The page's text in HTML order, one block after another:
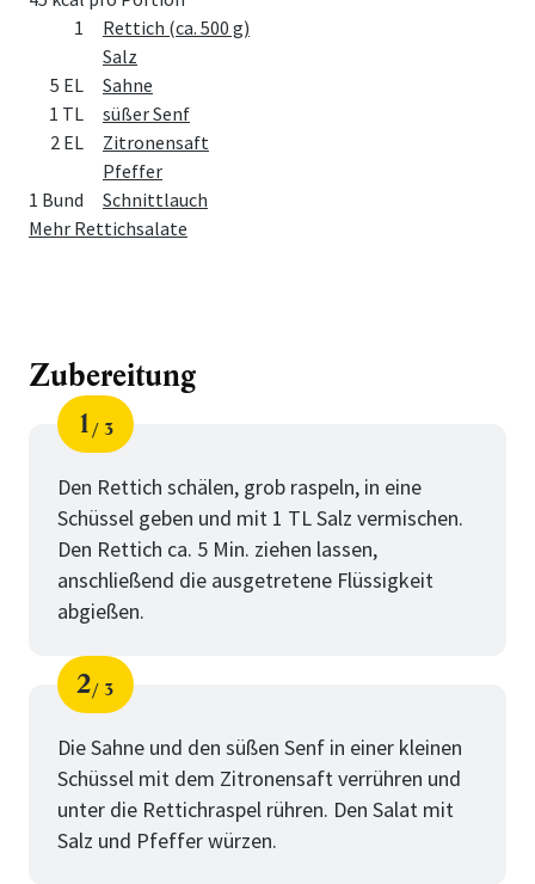
Menge Zutat
1
Rettich (ca. 500 g)
Salz
5 EL
Sahne
1 TL
süßer Senf
2 EL
Zitronensaft
Pfeffer
1 Bund
Schnittlauch
Mehr Rettichsalate
Zubereitung
Schritt
1
von
3
Den Rettich schälen, grob raspeln, in eine
Schüssel geben und mit 1 TL Salz vermischen.
Den Rettich ca. 5 Min. ziehen lassen,
anschließend die ausgetretene Flüssigkeit
abgießen.
Schritt
2
von
3
Die Sahne und den süßen Senf in einer kleinen
Schüssel mit dem Zitronensaft verrühren und
unter die Rettichraspel rühren. Den Salat mit
Salz und Pfeffer würzen.